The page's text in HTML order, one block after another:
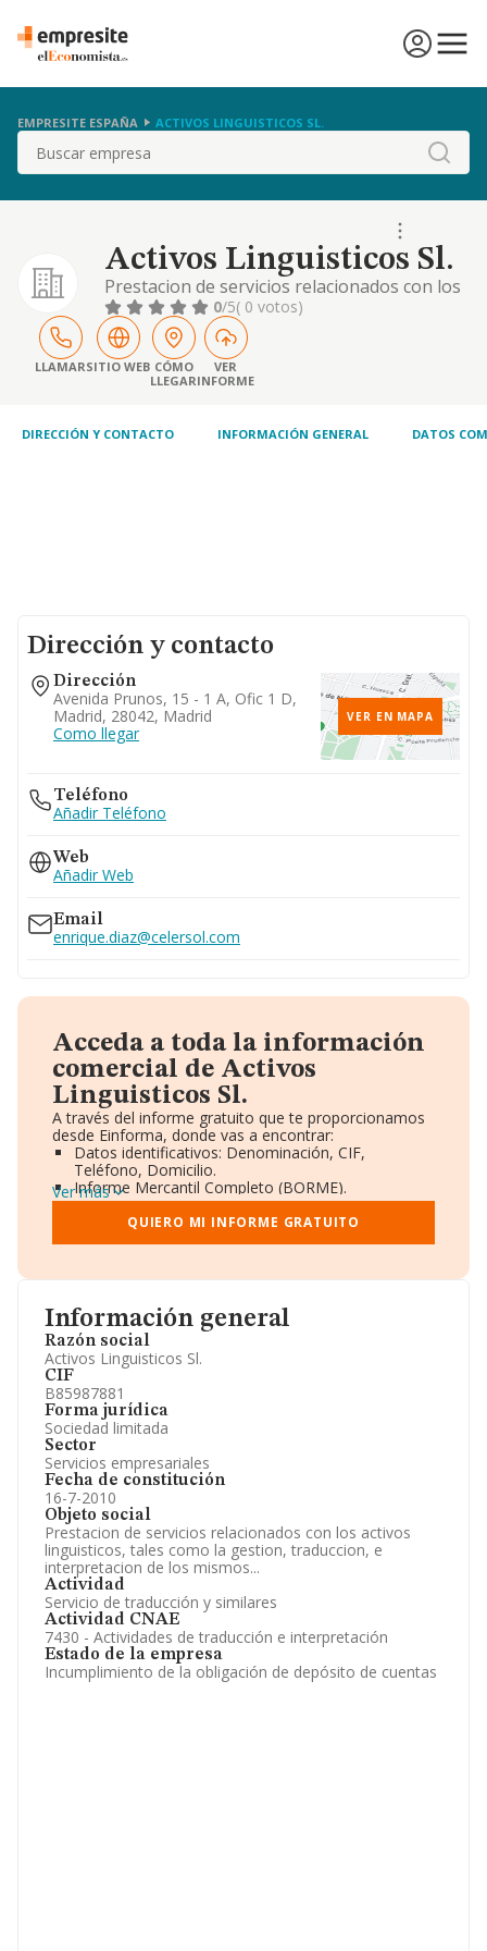
EMPRESITE ESPAÑA ACTIVOS LINGUISTICOS SL.
Buscar
Activos Linguisticos Sl.
Prestacion de servicios relacionados con los
activos linguisticos, tales como la gestion,
traduccion, e interpretacion de los mismos...
0/5( 0 votos)
LLAMARSITIO WEB CÓMO
LLEGAR
VER
INFORME
DIRECCIÓN Y CONTACTO INFORMACIÓN GENERAL DATOS
Información general
Razón social
Activos Linguisticos Sl.
CIF
B85987881
Forma jurídica
Sociedad limitada
Sector
Servicios empresariales
Fecha de constitución
16-7-2010
Objeto social
Prestacion de servicios relacionados con los activos
linguisticos, tales como la gestion, traduccion, e
interpretacion de los mismos...
Actividad
Servicio de traducción y similares
Actividad CNAE
7430 - Actividades de traducción e interpretación
Estado de la empresa
Incumplimiento de la obligación de depósito de cuentas
Dirección y contacto
Dirección
Avenida Prunos, 15 - 1 A, Ofic 1 D,
Madrid, 28042, Madrid
Como llegar
VER EN MAPA
Teléfono
Añadir Teléfono
Web
Añadir Web
Email
enrique.diaz@celersol.com
Acceda a toda la información
comercial de Activos
Linguisticos Sl.
A través del informe gratuito que te proporcionamos
desde Einforma, donde vas a encontrar:
Datos identificativos: Denominación, CIF,
Teléfono, Domicilio.
Informe Mercantil Completo (BORME).
Gráficos de Evolución Ventas y Empleados.
Consejo de Administración y Administradores.
Directivos y Ejecutivos.
Información oficial y registral complementaria.
Ver más
QUIERO MI INFORME GRATUITO